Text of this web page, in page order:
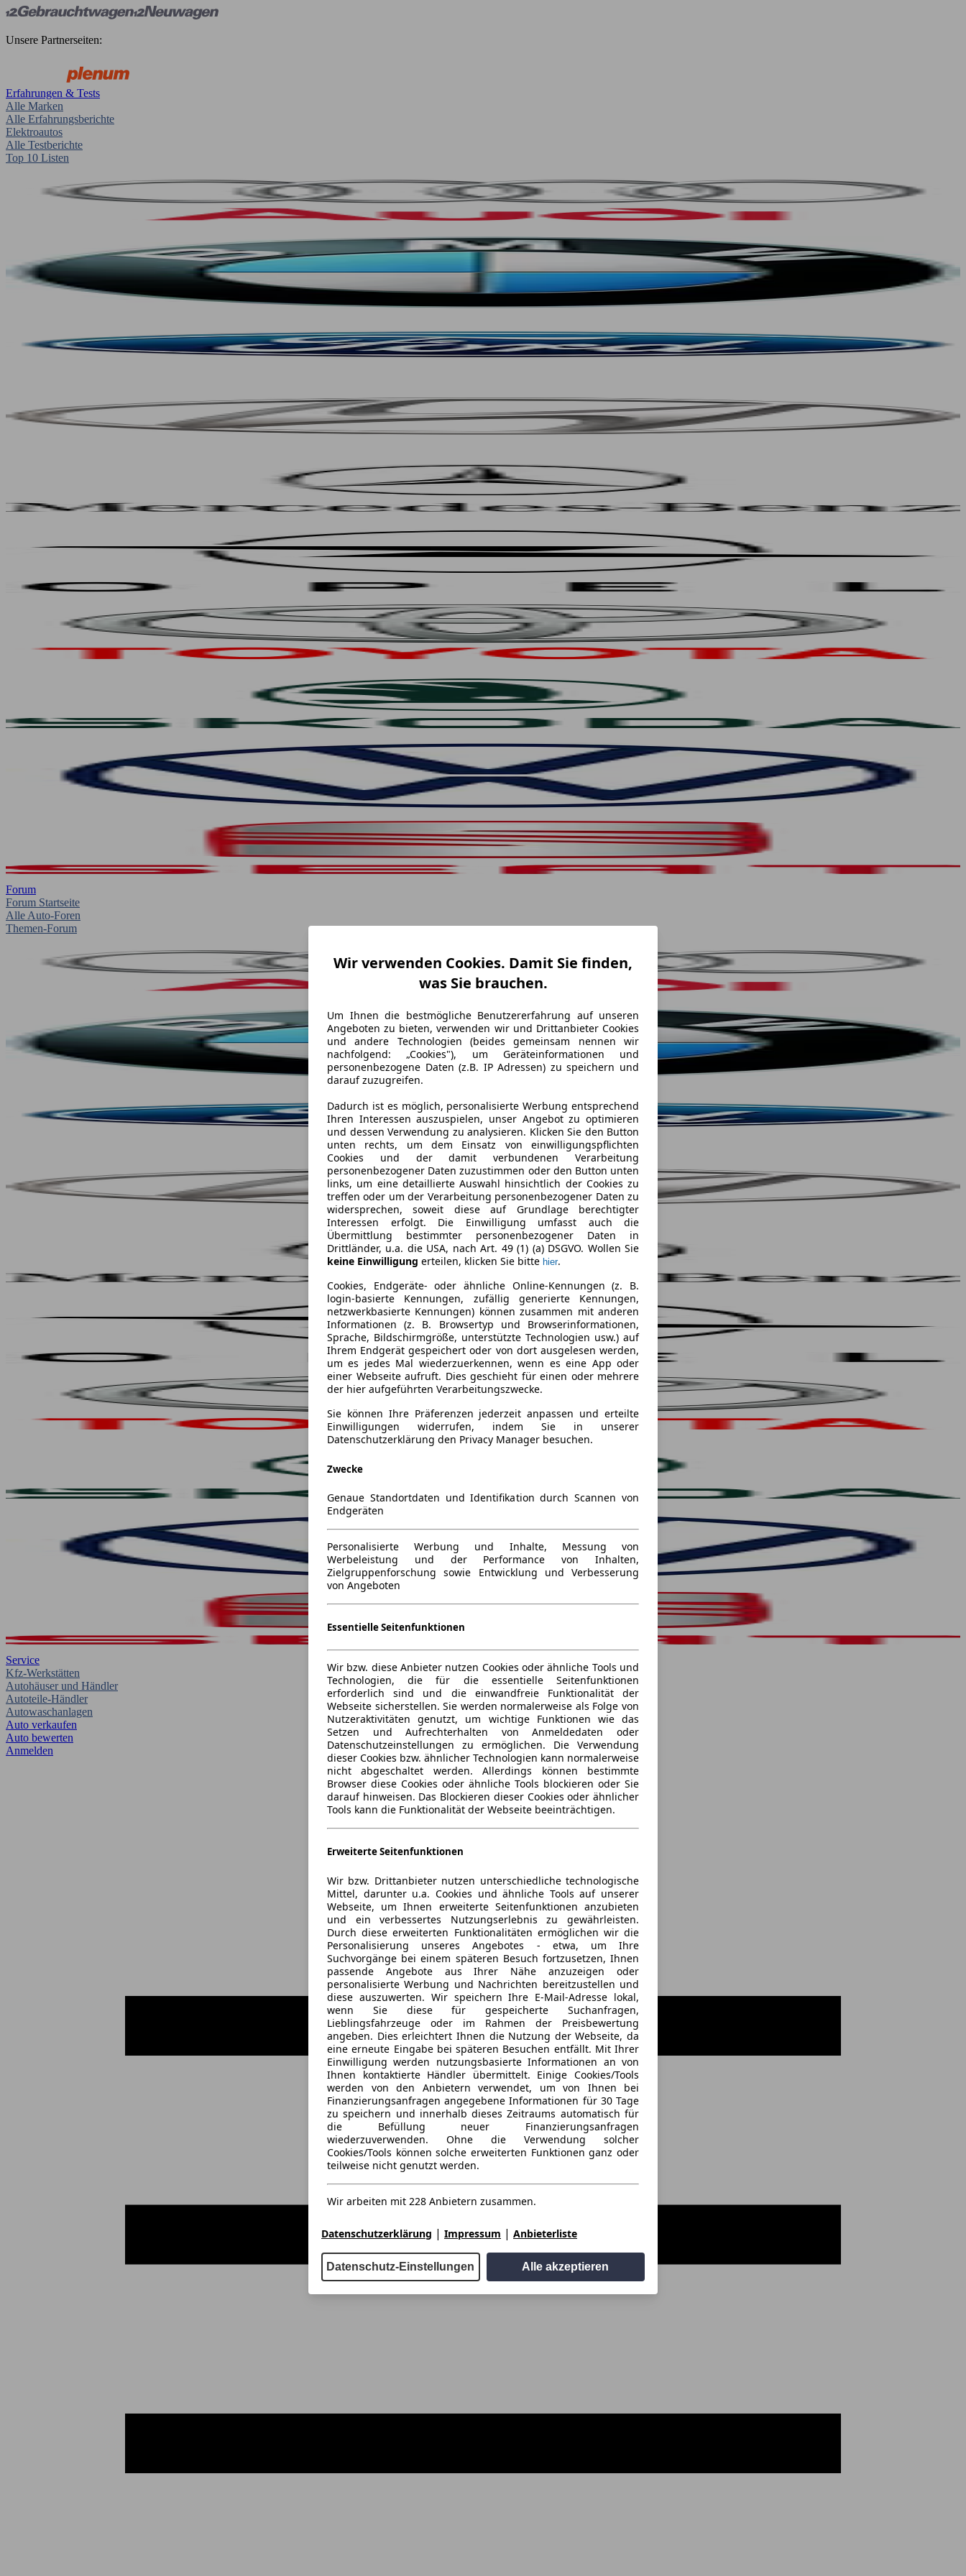
Unsere Partnerseiten:
Erfahrungen & Tests
Alle Marken
Alle Erfahrungsberichte
Elektroautos
Alle Testberichte
Top 10 Listen
Forum
Forum Startseite
Alle Auto-Foren
Themen-Forum
Service
Kfz-Werkstätten
Autohäuser und Händler
Autoteile-Händler
Autowaschanlagen
Auto verkaufen
Auto bewerten
Anmelden
Wir verwenden Cookies. Damit Sie finden,
was Sie brauchen.
Um Ihnen die bestmögliche Benutzererfahrung auf unseren
Angeboten zu bieten, verwenden wir und Drittanbieter Cookies
und andere Technologien (beides gemeinsam nennen wir
nachfolgend: „Cookies"), um Geräteinformationen und
personenbezogene Daten (z.B. IP Adressen) zu speichern und
darauf zuzugreifen.
Dadurch ist es möglich, personalisierte Werbung entsprechend
Ihren Interessen auszuspielen, unser Angebot zu optimieren
und dessen Verwendung zu analysieren. Klicken Sie den Button
unten rechts, um dem Einsatz von einwilligungspflichten
Cookies und der damit verbundenen Verarbeitung
personenbezogener Daten zuzustimmen oder den Button unten
links, um eine detaillierte Auswahl hinsichtlich der Cookies zu
treffen oder um der Verarbeitung personenbezogener Daten zu
widersprechen, soweit diese auf Grundlage berechtigter
Interessen erfolgt. Die Einwilligung umfasst auch die
Übermittlung bestimmter personenbezogener Daten in
Drittländer, u.a. die USA, nach Art. 49 (1) (a) DSGVO. Wollen Sie
keine Einwilligung erteilen, klicken Sie bitte hier.
Cookies, Endgeräte- oder ähnliche Online-Kennungen (z. B.
login-basierte Kennungen, zufällig generierte Kennungen,
netzwerkbasierte Kennungen) können zusammen mit anderen
Informationen (z. B. Browsertyp und Browserinformationen,
Sprache, Bildschirmgröße, unterstützte Technologien usw.) auf
Ihrem Endgerät gespeichert oder von dort ausgelesen werden,
um es jedes Mal wiederzuerkennen, wenn es eine App oder
einer Webseite aufruft. Dies geschieht für einen oder mehrere
der hier aufgeführten Verarbeitungszwecke.
Sie können Ihre Präferenzen jederzeit anpassen und erteilte
Einwilligungen widerrufen, indem Sie in unserer
Datenschutzerklärung den Privacy Manager besuchen.
Zwecke
Genaue Standortdaten und Identifikation durch Scannen von
Endgeräten
Personalisierte Werbung und Inhalte, Messung von
Werbeleistung und der Performance von Inhalten,
Zielgruppenforschung sowie Entwicklung und Verbesserung
von Angeboten
Essentielle Seitenfunktionen
Wir bzw. diese Anbieter nutzen Cookies oder ähnliche Tools und
Technologien, die für die essentielle Seitenfunktionen
erforderlich sind und die einwandfreie Funktionalität der
Webseite sicherstellen. Sie werden normalerweise als Folge von
Nutzeraktivitäten genutzt, um wichtige Funktionen wie das
Setzen und Aufrechterhalten von Anmeldedaten oder
Datenschutzeinstellungen zu ermöglichen. Die Verwendung
dieser Cookies bzw. ähnlicher Technologien kann normalerweise
nicht abgeschaltet werden. Allerdings können bestimmte
Browser diese Cookies oder ähnliche Tools blockieren oder Sie
darauf hinweisen. Das Blockieren dieser Cookies oder ähnlicher
Tools kann die Funktionalität der Webseite beeinträchtigen.
Erweiterte Seitenfunktionen
Wir bzw. Drittanbieter nutzen unterschiedliche technologische
Mittel, darunter u.a. Cookies und ähnliche Tools auf unserer
Webseite, um Ihnen erweiterte Seitenfunktionen anzubieten
und ein verbessertes Nutzungserlebnis zu gewährleisten.
Durch diese erweiterten Funktionalitäten ermöglichen wir die
Personalisierung unseres Angebotes - etwa, um Ihre
Suchvorgänge bei einem späteren Besuch fortzusetzen, Ihnen
passende Angebote aus Ihrer Nähe anzuzeigen oder
personalisierte Werbung und Nachrichten bereitzustellen und
diese auszuwerten. Wir speichern Ihre E-Mail-Adresse lokal,
wenn Sie diese für gespeicherte Suchanfragen,
Lieblingsfahrzeuge oder im Rahmen der Preisbewertung
angeben. Dies erleichtert Ihnen die Nutzung der Webseite, da
eine erneute Eingabe bei späteren Besuchen entfällt. Mit Ihrer
Einwilligung werden nutzungsbasierte Informationen an von
Ihnen kontaktierte Händler übermittelt. Einige Cookies/Tools
werden von den Anbietern verwendet, um von Ihnen bei
Finanzierungsanfragen angegebene Informationen für 30 Tage
zu speichern und innerhalb dieses Zeitraums automatisch für
die Befüllung neuer Finanzierungsanfragen
wiederzuverwenden. Ohne die Verwendung solcher
Cookies/Tools können solche erweiterten Funktionen ganz oder
teilweise nicht genutzt werden.
Wir arbeiten mit 228 Anbietern zusammen.
Datenschutzerklärung | Impressum | Anbieterliste
Datenschutz-Einstellungen Alle akzeptieren